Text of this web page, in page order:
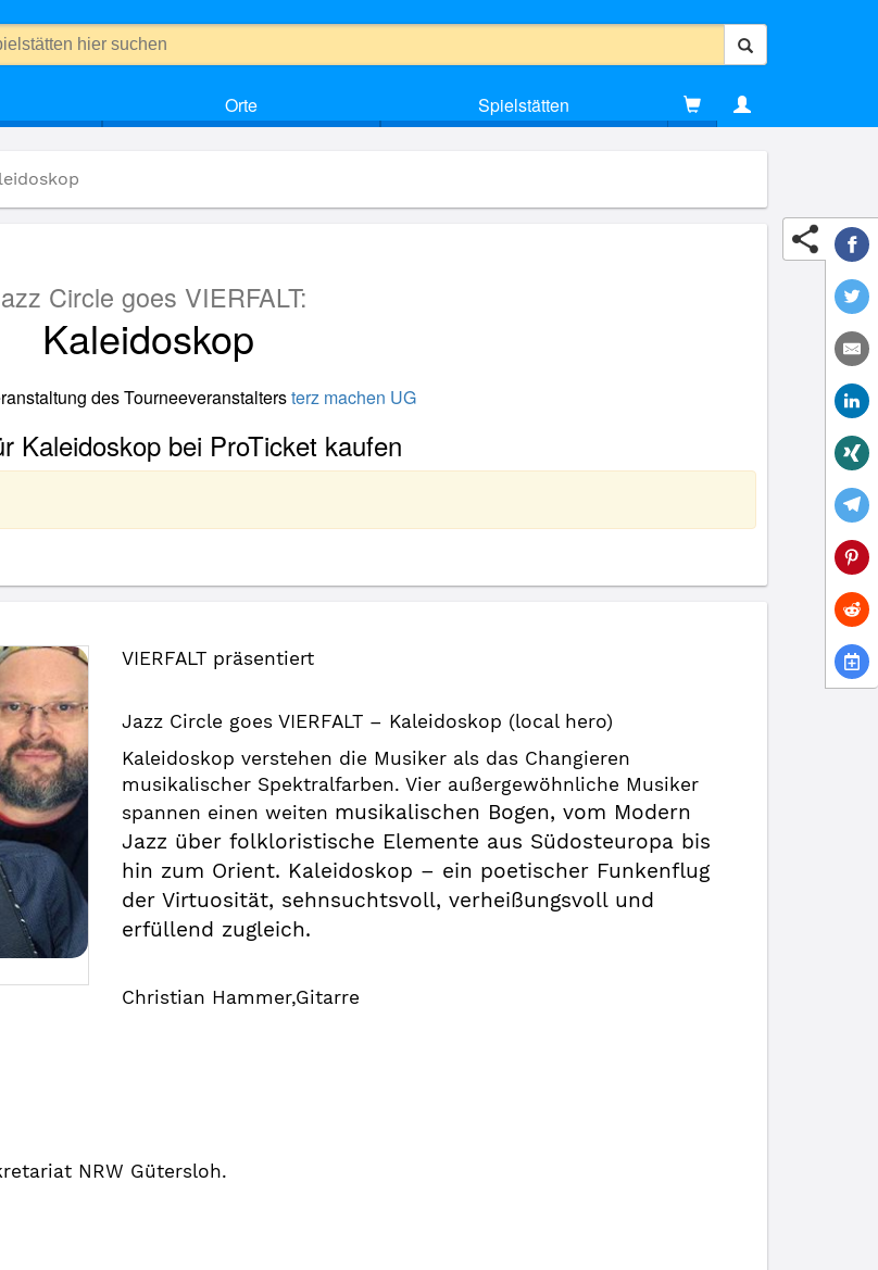
Orte Spielstätten
Circle goes VIERFALT:
Kaleidoskop
des Tourneeveranstaltersterz machen UG
Kaleidoskop bei ProTicket kaufen
VIERFALT präsentiert
Jazz Circle goes VIERFALT – Kaleidoskop (local hero)
Kaleidoskop verstehen die Musiker als das Changieren
musikalischer Spektralfarben. Vier außergewöhnliche Musiker
spannen einen weiten musikalischen Bogen, vom Modern
Jazz über folkloristische Elemente aus Südosteuropa bis
hin zum Orient. Kaleidoskop – ein poetischer Funkenflug
der Virtuosität, sehnsuchtsvoll, verheißungsvoll und
erfüllend zugleich.
Christian Hammer,Gitarre
NRW Gütersloh.